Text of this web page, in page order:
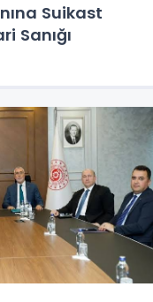
Suikast
Sanığı